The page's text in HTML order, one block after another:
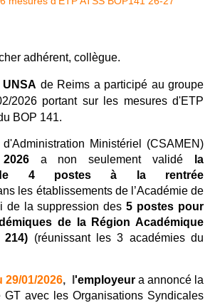
adhérent, collègue.
de Reims a participé au groupe
2026 portant sur les mesures d'ETP
BOP 141.
Ministériel (CSAMEN)
a non seulement validé
la
de 4 postes à la rentrée
les établissements de l’Académie de
de la suppression des5 postes pour
de la Région Académique
214) (réunissant les 3 académies du
29/01/2026, l 'employeur a annoncé la
GT avec les Organisations Syndicales